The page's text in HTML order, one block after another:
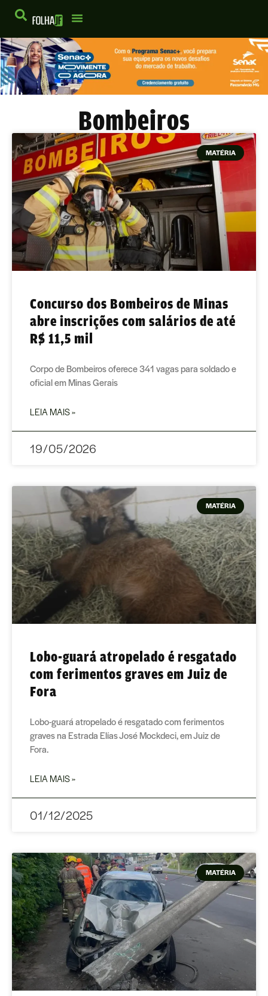
Bombeiros
MATÉRIA
Concurso dos Bombeiros de Minas
abre inscrições com salários de até
R$ 11,5 mil
Corpo de Bombeiros oferece 341 vagas para soldado e
oficial em Minas Gerais
LEIA MAIS »
19/05/2026
MATÉRIA
Lobo-guará atropelado é resgatado
com ferimentos graves em Juiz de
Fora
Lobo-guará atropelado é resgatado com ferimentos
graves na Estrada Elías José Mockdeci, em Juiz de
Fora.
LEIA MAIS »
01/12/2025
MATÉRIA